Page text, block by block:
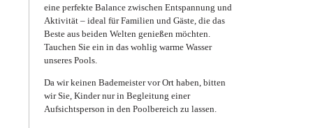
eine perfekte Balance zwischen Entspannung und
Aktivität – ideal für Familien und Gäste, die das
Beste aus beiden Welten genießen möchten.
Tauchen Sie ein in das wohlig warme Wasser
unseres Pools.
Da wir keinen Bademeister vor Ort haben, bitten
wir Sie, Kinder nur in Begleitung einer
Aufsichtsperson in den Poolbereich zu lassen.